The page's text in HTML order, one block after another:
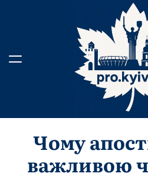
Чому
важливою